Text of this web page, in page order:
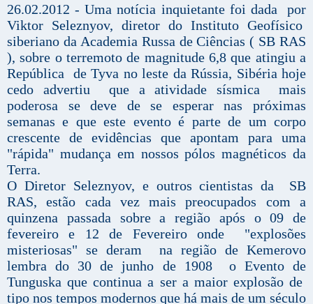
26.02.2012 - Uma notícia inquietante foi dada por
Viktor Seleznyov, diretor do Instituto Geofísico
siberiano da Academia Russa de Ciências ( SB RAS
), sobre o terremoto de magnitude 6,8 que atingiu a
República de Tyva no leste da Rússia, Sibéria hoje
cedo advertiu que a atividade sísmica mais
poderosa se deve de se esperar nas próximas
semanas e que este evento é parte de um corpo
crescente de evidências que apontam para uma
"rápida" mudança em nossos pólos magnéticos da
Terra.
O Diretor Seleznyov, e outros cientistas da SB
RAS, estão cada vez mais preocupados com a
quinzena passada sobre a região após o 09 de
fevereiro e 12 de Fevereiro onde "explosões
misteriosas" se deram na região de Kemerovo
lembra do 30 de junho de 1908 o Evento de
Tunguska que continua a ser a maior explosão de
tipo nos tempos modernos que há mais de um século